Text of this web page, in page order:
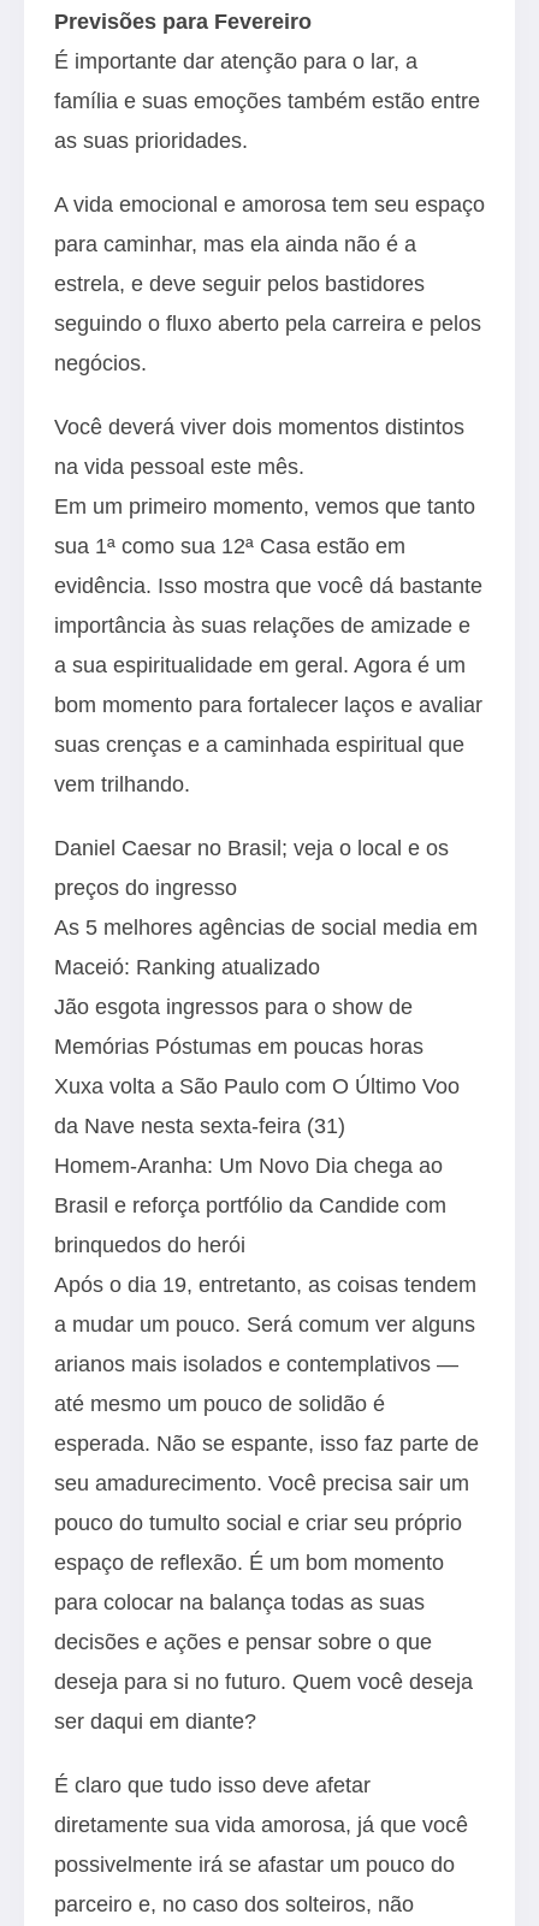
Previsões para Fevereiro
É importante dar atenção para o lar, a
família e suas emoções também estão entre
as suas prioridades.
A vida emocional e amorosa tem seu espaço
para caminhar, mas ela ainda não é a
estrela, e deve seguir pelos bastidores
seguindo o fluxo aberto pela carreira e pelos
negócios.
Você deverá viver dois momentos distintos
na vida pessoal este mês.
Em um primeiro momento, vemos que tanto
sua 1ª como sua 12ª Casa estão em
evidência. Isso mostra que você dá bastante
importância às suas relações de amizade e
a sua espiritualidade em geral. Agora é um
bom momento para fortalecer laços e avaliar
suas crenças e a caminhada espiritual que
vem trilhando.
Daniel Caesar no Brasil; veja o local e os
preços do ingresso
As 5 melhores agências de social media em
Maceió: Ranking atualizado
Jão esgota ingressos para o show de
Memórias Póstumas em poucas horas
Xuxa volta a São Paulo com O Último Voo
da Nave nesta sexta-feira (31)
Homem-Aranha: Um Novo Dia chega ao
Brasil e reforça portfólio da Candide com
brinquedos do herói
Após o dia 19, entretanto, as coisas tendem
a mudar um pouco. Será comum ver alguns
arianos mais isolados e contemplativos —
até mesmo um pouco de solidão é
esperada. Não se espante, isso faz parte de
seu amadurecimento. Você precisa sair um
pouco do tumulto social e criar seu próprio
espaço de reflexão. É um bom momento
para colocar na balança todas as suas
decisões e ações e pensar sobre o que
deseja para si no futuro. Quem você deseja
ser daqui em diante?
É claro que tudo isso deve afetar
diretamente sua vida amorosa, já que você
possivelmente irá se afastar um pouco do
parceiro e, no caso dos solteiros, não